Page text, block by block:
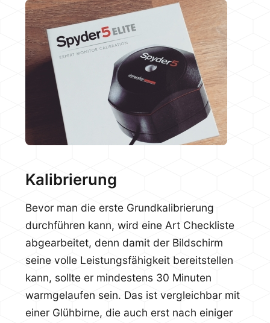
Kalibrierung
Bevor man die erste Grundkalibrierung
durchführen kann, wird eine Art Checkliste
abgearbeitet, denn damit der Bildschirm
seine volle Leistungsfähigkeit bereitstellen
kann, sollte er mindestens 30 Minuten
warmgelaufen sein. Das ist vergleichbar mit
einer Glühbirne, die auch erst nach einiger